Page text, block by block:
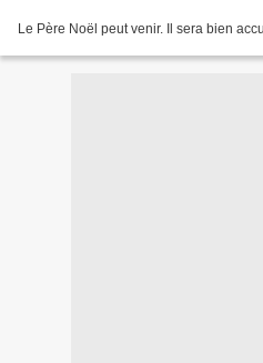
Le Père Noël peut venir. Il sera bien